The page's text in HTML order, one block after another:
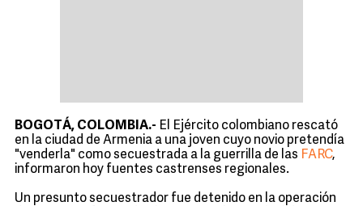
BOGOTÁ, COLOMBIA.- El Ejército colombiano rescató
en la ciudad de Armenia a una joven cuyo novio pretendía
"venderla" como secuestrada a la guerrilla de las FARC,
informaron hoy fuentes castrenses regionales.
Un presunto secuestrador fue detenido en la operación